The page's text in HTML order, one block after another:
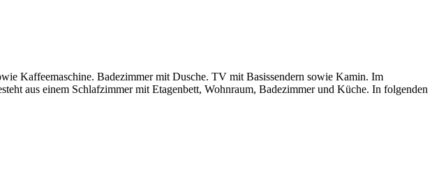
Kaffeemaschine. Badezimmer mit Dusche. TV mit Basissendern sowie Kamin. Im
aus einem Schlafzimmer mit Etagenbett, Wohnraum, Badezimmer und Küche. In folgenden